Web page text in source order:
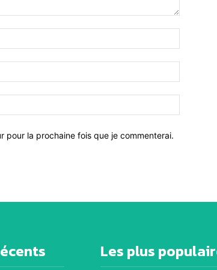
pour la prochaine fois que je commenterai.
Les plus